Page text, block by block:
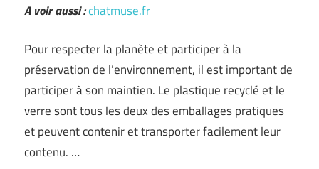
A voir aussi :chatmuse.fr
Pour respecter la planète et participer à la
préservation de l’environnement, il est important de
participer à son maintien. Le plastique recyclé et le
verre sont tous les deux des emballages pratiques
et peuvent contenir et transporter facilement leur
contenu. …